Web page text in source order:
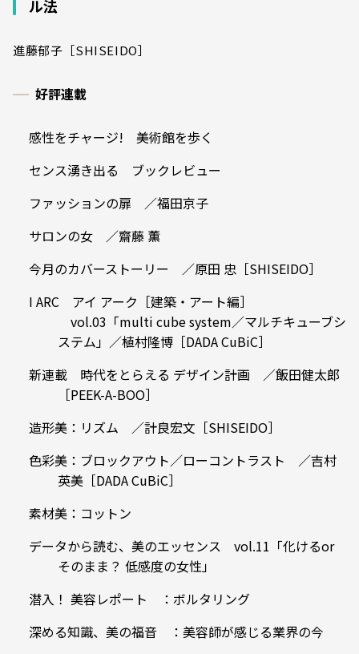
ル法
進藤郁子［SHISEIDO］
好評連載
感性をチャージ! 美術館を歩く
センス湧き出る ブックレビュー
ファッションの扉 ／福田京子
サロンの女 ／齋藤 薫
今月のカバーストーリー ／原田 忠［SHISEIDO］
I ARC アイ アーク［建築・アート編］
vol.03「multi cube system／マルチキューブシ
ステム」／植村隆博［DADA CuBiC］
新連載 時代をとらえる デザイン計画 ／飯田健太郎
［PEEK-A-BOO］
造形美：リズム ／計良宏文［SHISEIDO］
色彩美：ブロックアウト／ローコントラスト ／吉村
英美［DADA CuBiC］
素材美：コットン
データから読む、美のエッセンス vol.11「化けるor
そのまま？ 低感度の女性」
潜入！ 美容レポート ：ボルタリング
深める知識、美の福音 ：美容師が感じる業界の今